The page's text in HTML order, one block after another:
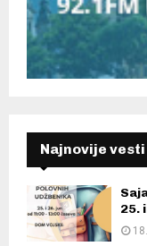
Najnovije vesti
25.